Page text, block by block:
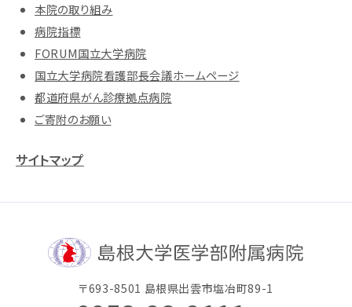
本院の取り組み
病院指標
FORUM国立大学病院
国立大学病院看護部長会議ホームページ
都道府県がん診療拠点病院
ご寄附のお願い
サイトマップ
〒693-8501 島根県出雲市塩冶町89-1